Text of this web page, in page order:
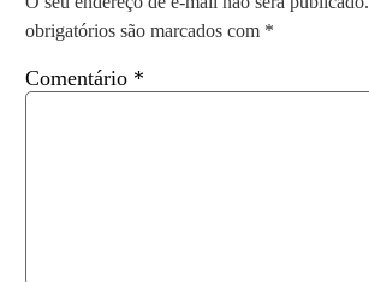
obrigatórios são marcados com *
Comentário *